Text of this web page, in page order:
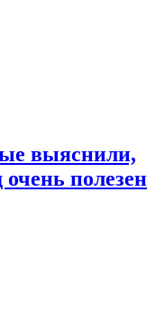
выяснили,
полезен